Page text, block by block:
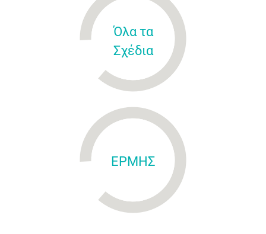
Όλα τα
Σχέδια
ΕΡΜΗΣ